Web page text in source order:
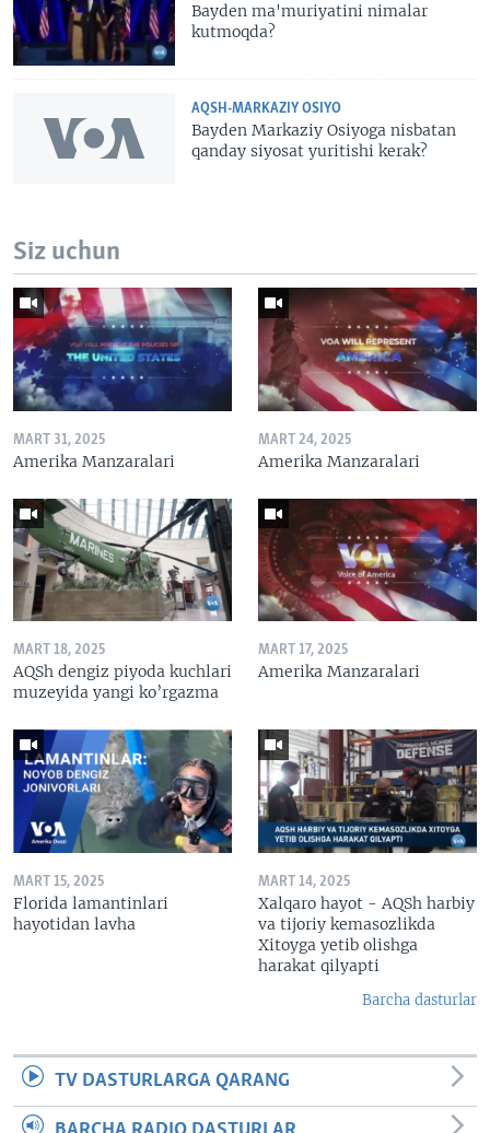
Bayden ma'muriyatini nimalar
kutmoqda?
AQSH-MARKAZIY OSIYO
Bayden Markaziy Osiyoga nisbatan
qanday siyosat yuritishi kerak?
Siz uchun
MART 31, 2025
Amerika Manzaralari
MART 24, 2025
Amerika Manzaralari
MART 18, 2025
AQSh dengiz piyoda kuchlari
muzeyida yangi ko’rgazma
MART 17, 2025
Amerika Manzaralari
MART 15, 2025
Florida lamantinlari
hayotidan lavha
MART 14, 2025
Xalqaro hayot - AQSh harbiy
va tijoriy kemasozlikda
Xitoyga yetib olishga
harakat qilyapti
Barcha dasturlar
TV DASTURLARGA QARANG